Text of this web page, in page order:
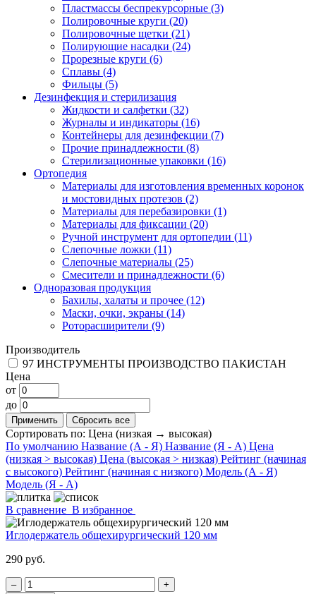
Пластмассы беспрекурсорные (3)
Полировочные круги (20)
Полировочные щетки (21)
Полирующие насадки (24)
Прорезные круги (6)
Сплавы (4)
Фильцы (5)
Дезинфекция и стерилизация
Жидкости и салфетки (32)
Журналы и индикаторы (16)
Контейнеры для дезинфекции (7)
Прочие принадлежности (8)
Стерилизационные упаковки (16)
Ортопедия
Материалы для изготовления временных коронок
и мостовидных протезов (2)
Материалы для перебазировки (1)
Материалы для фиксации (20)
Ручной инструмент для ортопедии (11)
Слепочные ложки (11)
Слепочные материалы (25)
Смесители и принадлежности (6)
Одноразовая продукция
Бахилы, халаты и прочее (12)
Маски, очки, экраны (14)
Роторасширители (9)
Производитель
97 ИНСТРУМЕНТЫ ПРОИЗВОДСТВО ПАКИСТАН
Цена
от
до
Сортировать по: Цена (низкая → высокая)
По умолчанию Название (А - Я) Название (Я - А) Цена
(низкая > высокая) Цена (высокая > низкая) Рейтинг (начиная
с высокого) Рейтинг (начиная с низкого) Модель (А - Я)
Модель (Я - А)
В сравнение В избранное
Иглодержатель общехирургический 120 мм
290 руб.
‒
+